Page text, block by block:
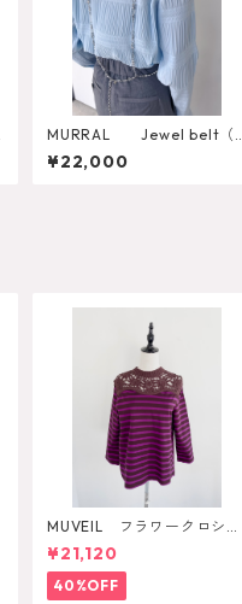
MURRAL Jewel belt（S
ilver）
¥22,000
MUVEIL フラワークロシェ
カットソー
¥21,120
40%OFF